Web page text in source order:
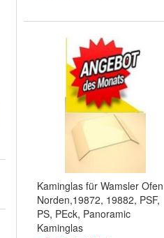
Kaminglas für Wamsler Ofen
Norden,19872, 19882, PSF,
PS, PEck, Panoramic
Kaminglas